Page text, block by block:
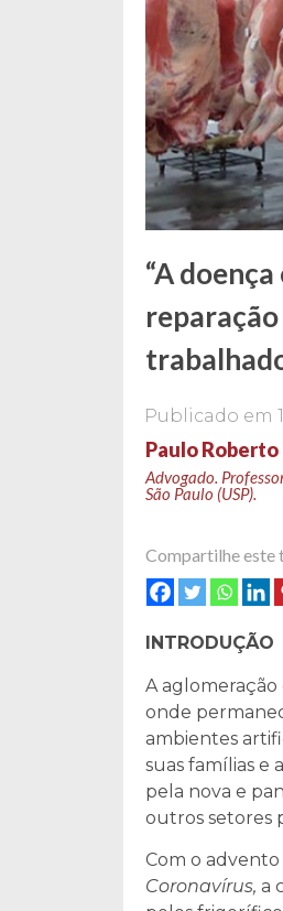
“A
Publicado em
Paulo
Advogado.
São Paulo (USP).
Compartilhe este
INTRODUÇÃO
A
onde
ambientes
suas famílias e
pela nova e
outros setores
Com o
Coronavírus, a